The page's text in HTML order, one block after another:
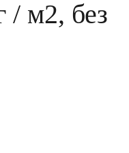
/ м2, без